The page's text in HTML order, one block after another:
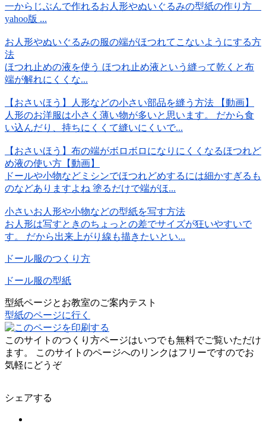
一からじぶんで作れるお人形やぬいぐるみの型紙の作り方
yahoo版 ...
お人形やぬいぐるみの服の端がほつれてこないようにする方
法
ほつれ止めの液を使う ほつれ止め液という縫って乾くと布
端が解れにくくな...
【おさいほう】人形などの小さい部品を縫う方法 【動画】
人形のお洋服は小さく薄い物が多いと思います。 だから食
い込んだり、持ちにくくて縫いにくいで...
【おさいほう】布の端がボロボロになりにくくなるほつれど
め液の使い方【動画】
ドールや小物などミシンでほつれどめするには細かすぎるも
のなどありますよね 塗るだけで端がほ...
小さいお人形や小物などの型紙を写す方法
お人形は写すときのちょっとの差でサイズが狂いやすいで
す。 だから出来上がり線も描きたいとい...
ドール服のつくり方
ドール服の型紙
型紙ページとお教室のご案内テスト
型紙のページに行く
このサイトのつくり方ページはいつでも無料でご覧いただけ
ます。 このサイトのページへのリンクはフリーですのでお
気軽にどうぞ
シェアする